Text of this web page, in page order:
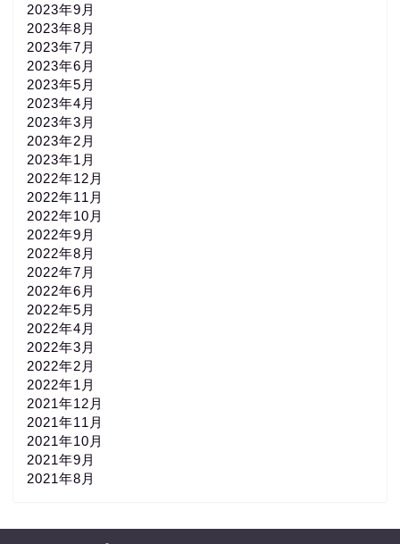
2023年9月
2023年8月
2023年7月
2023年6月
2023年5月
2023年4月
2023年3月
2023年2月
2023年1月
2022年12月
2022年11月
2022年10月
2022年9月
2022年8月
2022年7月
2022年6月
2022年5月
2022年4月
2022年3月
2022年2月
2022年1月
2021年12月
2021年11月
2021年10月
2021年9月
2021年8月